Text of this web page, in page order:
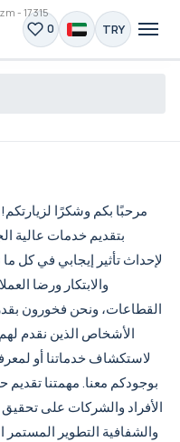
- 17315
0 TRY
مرحبًا بكم وشكرًا
بتقديم خدمات عالية
لإحداث تأثير إيجابي في كل
والابتكار ورضا
القطاعات، ونحن فخورون
الأشخاص الذين نقدم
لاستكشاف خدماتنا أو
بوجودكم معنا. مهمتنا
الأفراد والشركات على تحقيق
والشفافية التطوير